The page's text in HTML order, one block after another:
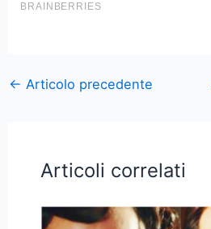
← Articolo precedente
Articoli correlati